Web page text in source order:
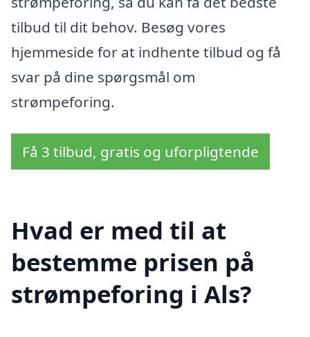
tilbud til dit behov. Besøg vores
hjemmeside for at indhente tilbud og få
svar på dine spørgsmål om
strømpeforing.
Få 3 tilbud, gratis og uforpligtende
Hvad er med til at
bestemme prisen på
strømpeforing i Als?